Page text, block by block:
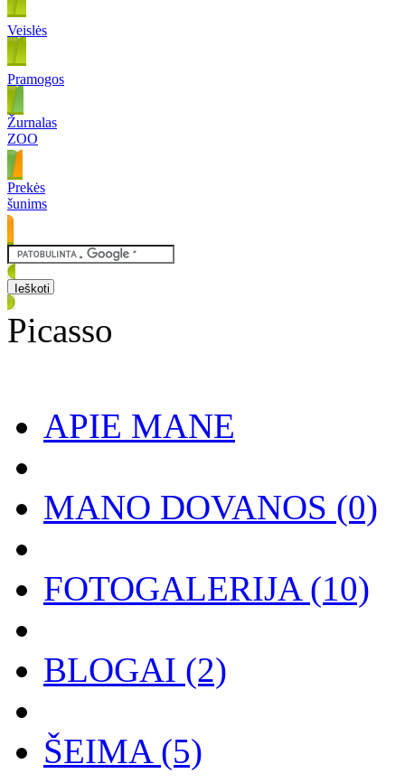
Veislės
Pramogos
Žurnalas
ZOO
Prekės
šunims
Picasso
APIE MANE
MANO DOVANOS (0)
FOTOGALERIJA(10)
BLOGAI (2)
ŠEIMA(5)